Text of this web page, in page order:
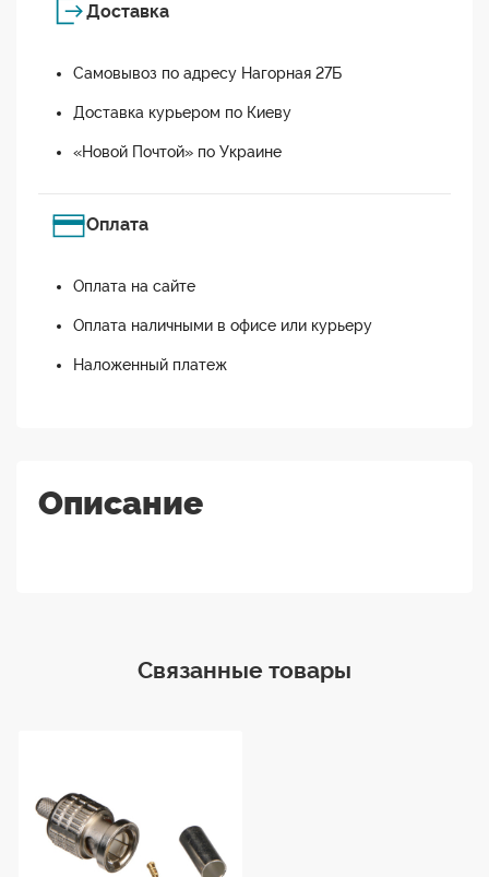
Доставка
Самовывоз по адресу Нагорная 27Б
Доставка курьером по Киеву
«Новой Почтой» по Украине
Оплата
Оплата на сайте
Оплата наличными в офисе или курьеру
Наложенный платеж
Описание
Связанные товары